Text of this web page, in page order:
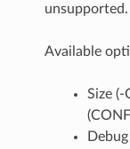
unsupported.
Available
Size (-